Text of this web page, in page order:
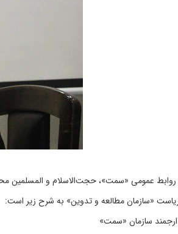
عمومی «سمت»، حجت‌الاسلام و المسلمین
«سازمان مطالعه و تدوین» به شرح زیر است:
ارجمند سازمان «سمت»